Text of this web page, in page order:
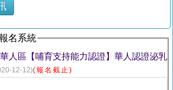
名系統
人區【哺育支持能力認證】華人認證泌乳
12-12)(報名截止)